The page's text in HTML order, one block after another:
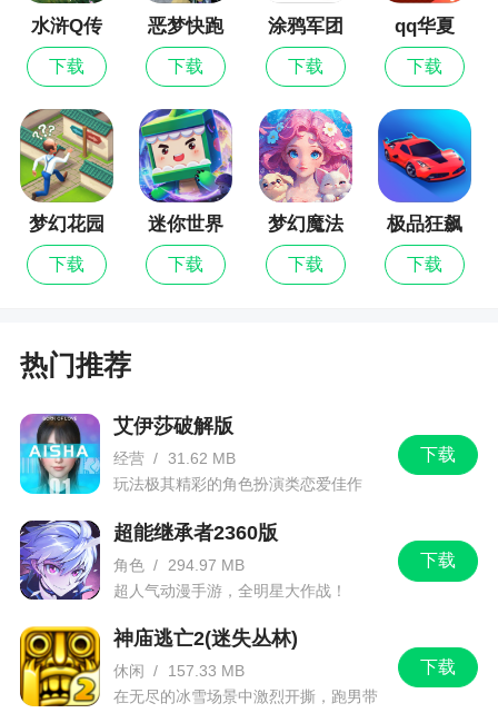
1、动漫移植，给你酣畅淋漓的战斗冒险！
2、质感史诗级冒险，完美再现指尖战斗盛宴！
3、极限对决，凹凸不断，打造最震撼的冒险和
PK！
游戏福利
凹凸世界中拥有超值活动礼包。
使用说明：进入游戏-终端-设置-礼包码
游戏特色
2、精美的游戏画面设计，精彩的游戏玩法内容
构建，给你一个全新的凹凸新世界，快来玩吧
3、各种千奇百怪的剧情和玩法，享受脑洞大开
的作品
4、丰富完善的PVP和PVE战斗系统热血格斗
水浒Q传
下载
恶梦快跑
下载
涂鸦军团
下载
qq华夏
下载
梦幻花园
下载
迷你世界
下载
梦幻魔法
屋
下载
极品狂飙
飞车
下载
热门推荐
下载
艾伊莎破解版
经营 / 31.62 MB
玩法极其精彩的角色扮演类恋爱佳作
下载
超能继承者2360版
角色 /
294.97 MB
超人气动漫手游，全明星大作战！
下载
神庙逃亡2(迷失丛林)
休闲 /
157.33 MB
在无尽的冰雪场景中激烈开撕，跑男带